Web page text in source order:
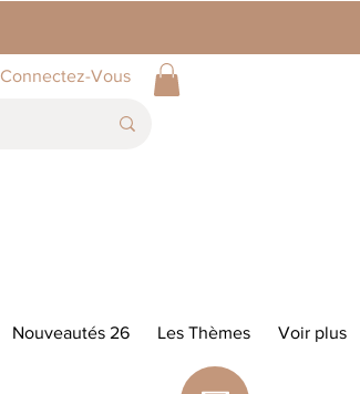
Connectez-Vous
Nouveautés 26 Les Thèmes Voir plus